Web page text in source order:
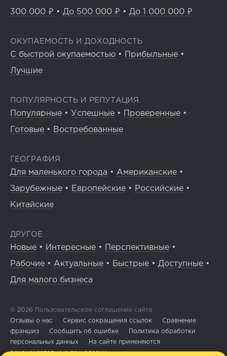
300 000 ₽ • До 500 000 ₽ • До 1 000 000 ₽
ОКУПАЕМОСТЬ И ДОХОДНОСТЬ
С быстрой окупаемостью • Прибыльные •
Лучшие
ПОПУЛЯРНОСТЬ И РЕПУТАЦИЯ
Популярные • Успешные • Проверенные •
Готовые • Востребованные
ГЕОГРАФИЯ
Для маленького города • Американские •
Зарубежные • Европейские • Российские •
Китайские
ДРУГОЕ
Новые • Интересные • Перспективные •
Рабочие • Актуальные • Быстрые • Доступные •
Для малого бизнеса
© 2026 Пользовательское соглашение сайта
Отзывы о нас
Сервис сокращения ссылок
Сравнение
франшиз
Сообщить об ошибке
Политика обработки
персональных данных
На сайте применяются
рекомендательные технологии